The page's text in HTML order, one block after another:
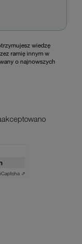
wiedzę
ramię innym w
o najnowszych
Captcha ⇗